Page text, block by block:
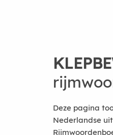
Deze pagina
Nederlandse